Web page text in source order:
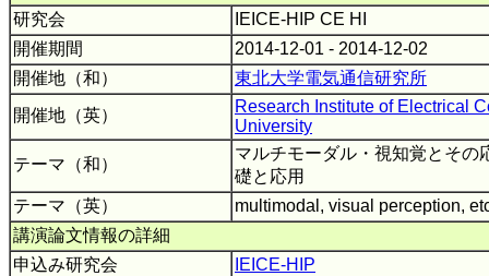
研究会
IEICE-HIP CE HI
開催期間
2014-12-01 - 2014-12-02
開催地（和）
東北大学電気通信研究所
開催地（英）
Research Institute of Electrical
University
テーマ（和）
マルチモーダル・視知覚とその
礎と応用
テーマ（英）
multimodal, visual perception,
講演論文情報の詳細
申込み研究会
IEICE-HIP